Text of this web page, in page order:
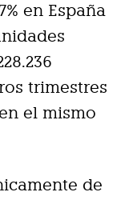
en España
trimestres
el mismo
de